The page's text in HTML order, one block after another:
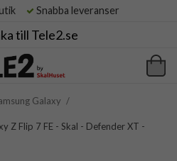
Snabba leveranser
till Tele2.se
Galaxy /
Z Flip 7 FE - Skal - Defender XT -